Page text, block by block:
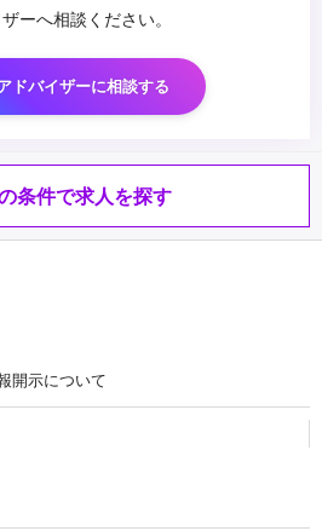
ーへ相談ください。
ドバイザーに相談する
条件で求人を探す
開示について